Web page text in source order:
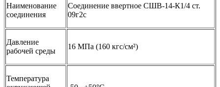
Наименование
соединения
Соединение ввертное СШВ-14-К1/4 ст.
09г2с
Давление
рабочей среды
16 МПа (160 кгс/см²)
Температура